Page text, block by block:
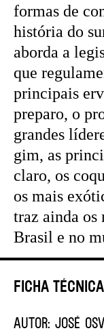
Ficha Técnica
AUTOR: JOSÉ
formas de
história do
aborda a
que
principais
preparo, o
grandes
gim, as
claro, os
os mais
traz ainda os
Brasil e no